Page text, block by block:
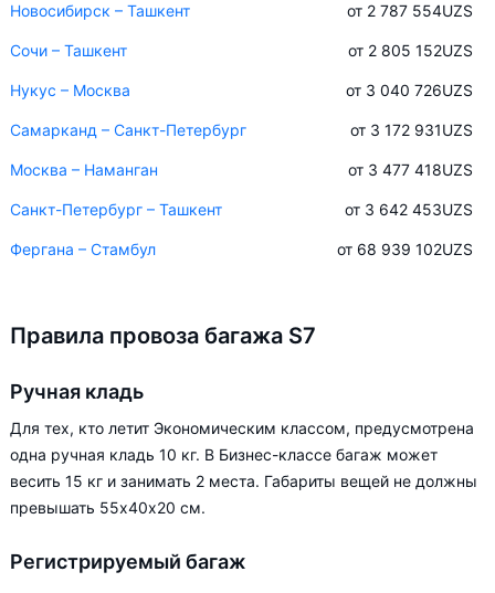
Новосибирск – Ташкент от 2 787 554UZS
Сочи – Ташкент от 2 805 152UZS
Нукус – Москва от 3 040 726UZS
Самарканд – Санкт-Петербург от 3 172 931UZS
Москва – Наманган от 3 477 418UZS
Санкт-Петербург – Ташкент от 3 642 453UZS
Фергана – Стамбул от 68 939 102UZS
Правила провоза багажа S7
Ручная кладь
Для тех, кто летит Экономическим классом, предусмотрена
одна ручная кладь 10 кг. В Бизнес-классе багаж может
весить 15 кг и занимать 2 места. Габариты вещей не должны
превышать 55х40х20 см.
Регистрируемый багаж